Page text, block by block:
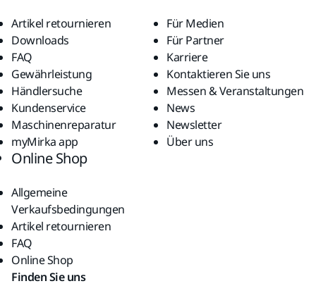
Artikel retournieren
Downloads
FAQ
Gewährleistung
Händlersuche
Kundenservice
Maschinenreparatur
myMirka app
Für Medien
Für Partner
Karriere
Kontaktieren Sie uns
Messen & Veranstaltungen
News
Newsletter
Über uns
Online Shop
Allgemeine
Verkaufsbedingungen
Artikel retournieren
FAQ
Online Shop
Finden Sie uns